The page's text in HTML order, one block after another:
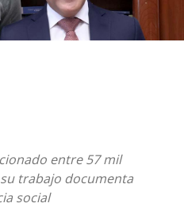
entre 57 mil
trabajo documenta
social